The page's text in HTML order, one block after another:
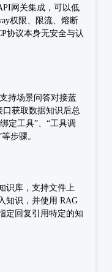
网关集成，可以低
权限、限流、熔断
协议本身无安全与认
持场景问答对接蓝
获取数据知识后总
定工具”、“工具调
步骤。
识库，支持文件上
知识，并使用 RAG
定回复引用特定的知